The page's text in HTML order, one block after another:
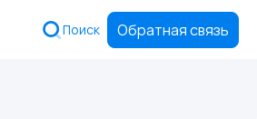
Поиск Обратная связь